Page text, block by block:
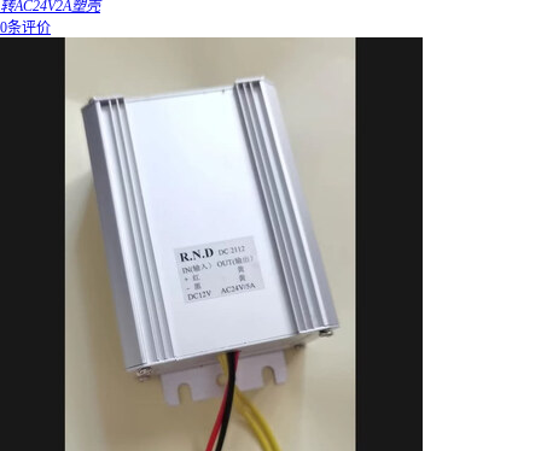
转AC24V2A塑壳
0条评价